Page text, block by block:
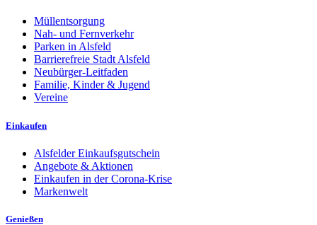
Müllentsorgung
Nah- und Fernverkehr
Parken in Alsfeld
Barrierefreie Stadt Alsfeld
Neubürger-Leitfaden
Familie, Kinder & Jugend
Vereine
Einkaufen
Alsfelder Einkaufsgutschein
Angebote & Aktionen
Einkaufen in der Corona-Krise
Markenwelt
Genießen